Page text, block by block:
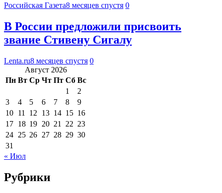
Российская Газета8 месяцев спустя 0
В России предложили присвоить
звание Стивену Сигалу
Lenta.ru8 месяцев спустя 0
Август 2026
Пн Вт Ср Чт Пт Сб Вс
1
2
3
4 5 6 7 8
9
10 11 12 13 14 15 16
17 18 19 20 21 22 23
24 25 26 27 28 29 30
31
« Июл
Рубрики